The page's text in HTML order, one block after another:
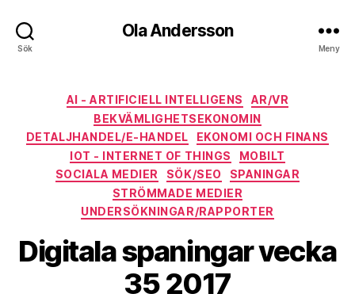
Sök
Ola Andersson
Meny
Kategorier
AI - ARTIFICIELL INTELLIGENS
AR/VR
BEKVÄMLIGHETSEKONOMIN
DETALJHANDEL/E-HANDEL
EKONOMI OCH FINANS
IOT - INTERNET OF THINGS
MOBILT
SOCIALA MEDIER
SÖK/SEO
SPANINGAR
STRÖMMADE MEDIER
UNDERSÖKNINGAR/RAPPORTER
Digitala spaningar vecka
35 2017